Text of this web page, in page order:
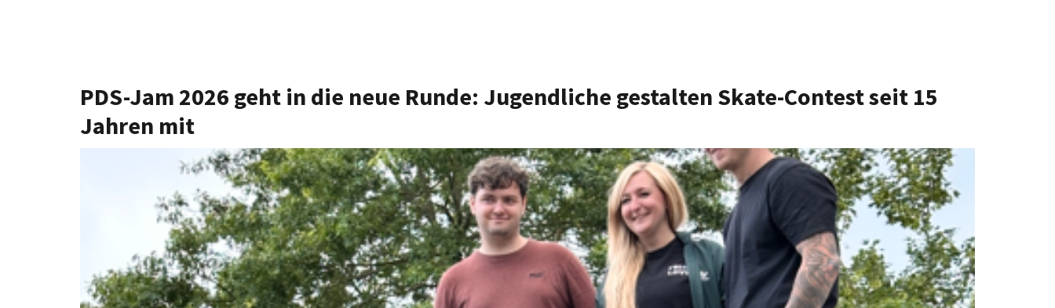
PDS-Jam 2026 geht in die neue Runde: Jugendliche gestalten Skate-Contest seit 15
Jahren mit